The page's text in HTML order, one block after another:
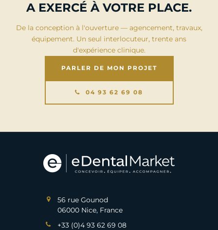
A EXERCÉ À VOTRE PLACE.
De la conception à l'ouverture — agencement, travaux,
équipement. Un seul interlocuteur, trente ans
d'expérience clinique.
PARLER DE MON PROJET
04 93 62 69 08
56 rue Gounod
06000 Nice, France
+33 (0)4 93 62 69 08